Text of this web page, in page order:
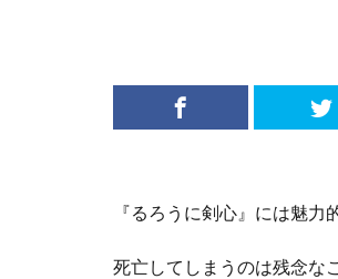
『るろうに剣心』には魅
死亡してしまうのは残念な